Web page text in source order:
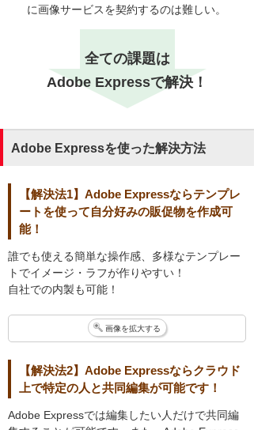
に画像サービスを契約するのは難しい。
全ての課題は
Adobe Expressで解決！
Adobe Expressを使った解決方法
【解決法1】Adobe Expressならテンプレ
ートを使って自分好みの販促物を作成可
能！
誰でも使える簡単な操作感、多様なテンプレー
トでイメージ・ラフが作りやすい！
自社での内製も可能！
画像を拡大する
【解決法2】Adobe Expressならクラウド
上で特定の人と共同編集が可能です！
Adobe Expressでは編集したい人だけで共同編